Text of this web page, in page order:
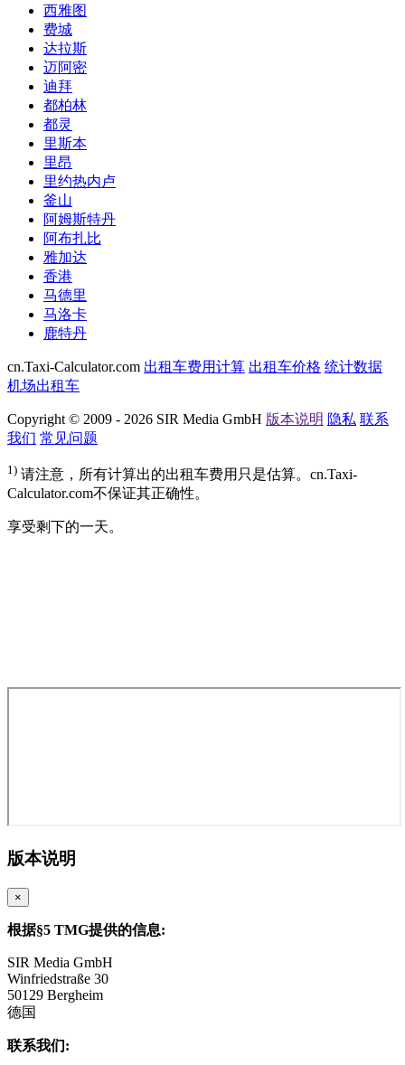
西雅图
费城
达拉斯
迈阿密
迪拜
都柏林
都灵
里斯本
里昂
里约热内卢
釜山
阿姆斯特丹
阿布扎比
雅加达
香港
马德里
马洛卡
鹿特丹
cn.Taxi-Calculator.com 出租车费用计算 出租车价格 统计数据
机场出租车
Copyright © 2009 - 2026 SIR Media GmbH 版本说明 隐私 联系
我们 常见问题
1) 请注意，所有计算出的出租车费用只是估算。cn.Taxi-
Calculator.com不保证其正确性。
享受剩下的一天。
版本说明
×
根据§5 TMG提供的信息:
SIR Media GmbH
Winfriedstraße 30
50129 Bergheim
德国
联系我们: